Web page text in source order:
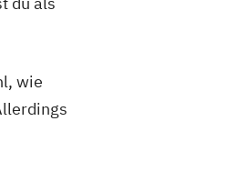
wie